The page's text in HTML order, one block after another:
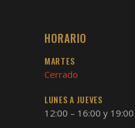
HORARIO
MARTES
Cerrado
LUNES A JUEVES
12:00 – 16:00 y